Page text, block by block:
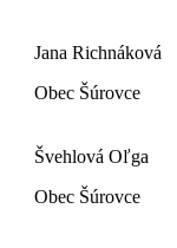
Jana Richnáková
Obec Šúrovce
Švehlová Oľga
Obec Šúrovce